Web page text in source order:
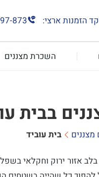
הזמנות ארצי: 873
השכרת מצננים
בבית
מצננים בית עוביד
אזור ירוק וחקלאי